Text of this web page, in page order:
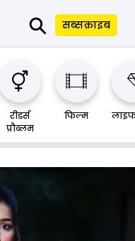
⚲ सब्सक्राइब
रीडर्स
प्रौब्लम
फिल्म